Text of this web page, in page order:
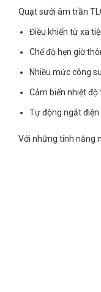
Quạt sưởi âm trần
Điều khiển từ xa
Chế độ hẹn giờ
Nhiều mức công
Cảm biến nhiệt độ
Tự động ngắt điện
Với những tính năng